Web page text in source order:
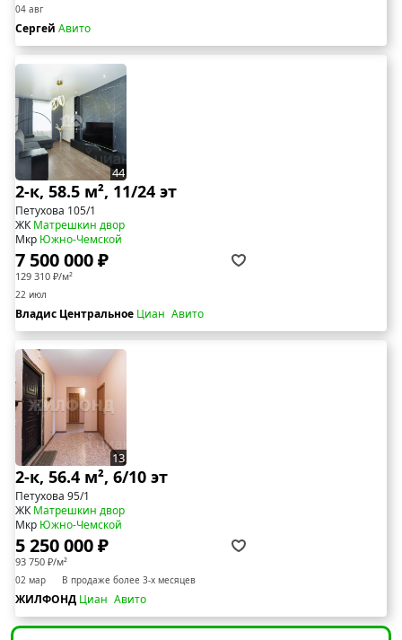
04 авг
Сергей Авито
44
2-к, 58.5 м², 11/24 эт
Петухова 105/1
ЖКМатрешкин двор
Мкр Южно-Чемской
7 500 000 ₽
129 310 ₽/м²
22 июл
Владис Центральное Циан Авито
13
2-к, 56.4 м², 6/10 эт
Петухова 95/1
ЖКМатрешкин двор
Мкр Южно-Чемской
5 250 000 ₽
93 750 ₽/м²
02 мар В продаже более 3-х месяцев
ЖИЛФОНД Циан Авито